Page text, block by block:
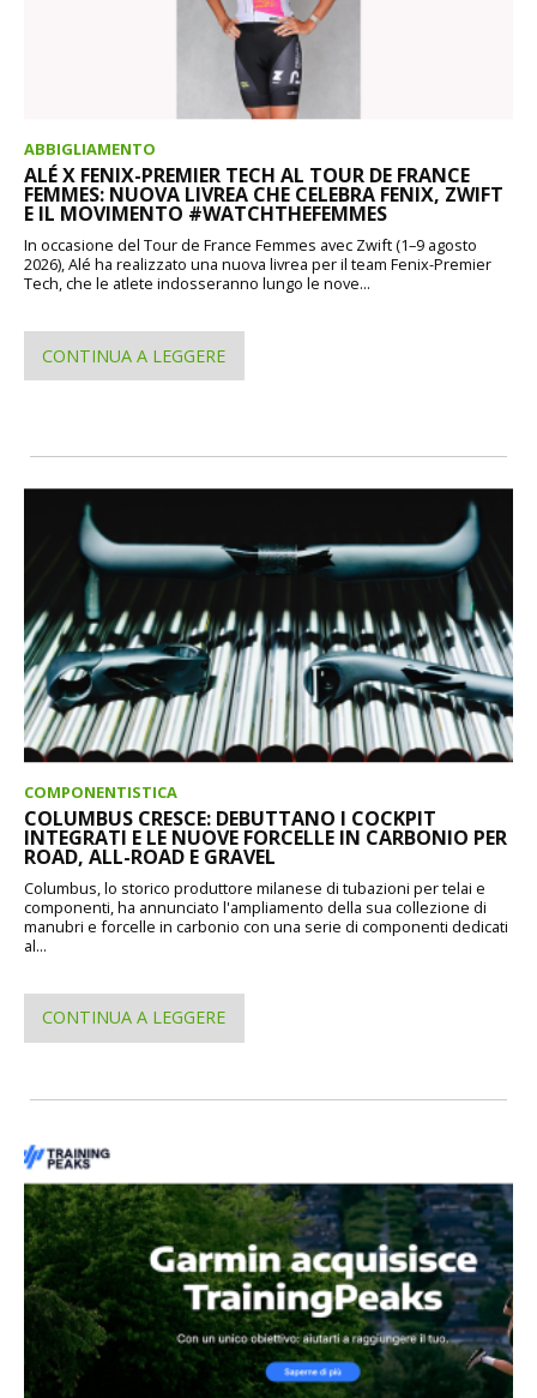
ABBIGLIAMENTO
ALÉ X FENIX-PREMIER TECH AL TOUR DE FRANCE
FEMMES: NUOVA LIVREA CHE CELEBRA FENIX, ZWIFT
E IL MOVIMENTO #WATCHTHEFEMMES
In occasione del Tour de France Femmes avec Zwift (1–9 agosto
2026), Alé ha realizzato una nuova livrea per il team Fenix-Premier
Tech, che le atlete indosseranno lungo le nove...
CONTINUA A LEGGERE
COMPONENTISTICA
COLUMBUS CRESCE: DEBUTTANO I COCKPIT
INTEGRATI E LE NUOVE FORCELLE IN CARBONIO PER
ROAD, ALL-ROAD E GRAVEL
Columbus, lo storico produttore milanese di tubazioni per telai e
componenti, ha annunciato l'ampliamento della sua collezione di
manubri e forcelle in carbonio con una serie di componenti dedicati
al...
CONTINUA A LEGGERE